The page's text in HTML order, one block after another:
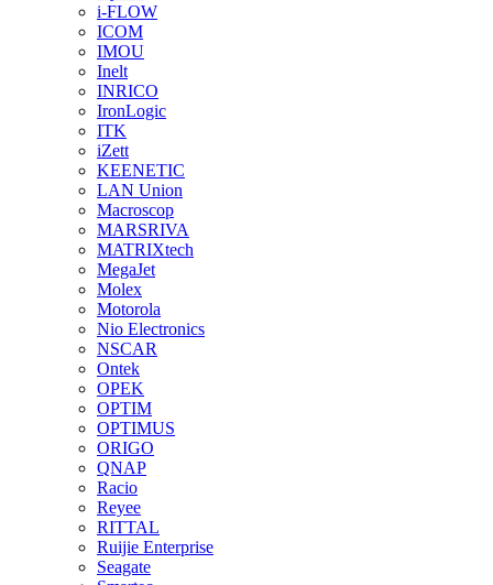
i-FLOW
ICOM
IMOU
Inelt
INRICO
IronLogic
ITK
iZett
KEENETIC
LAN Union
Macroscop
MARSRIVA
MATRIXtech
MegaJet
Molex
Motorola
Nio Electronics
NSCAR
Ontek
OPEK
OPTIM
OPTIMUS
ORIGO
QNAP
Racio
Reyee
RITTAL
Ruijie Enterprise
Seagate